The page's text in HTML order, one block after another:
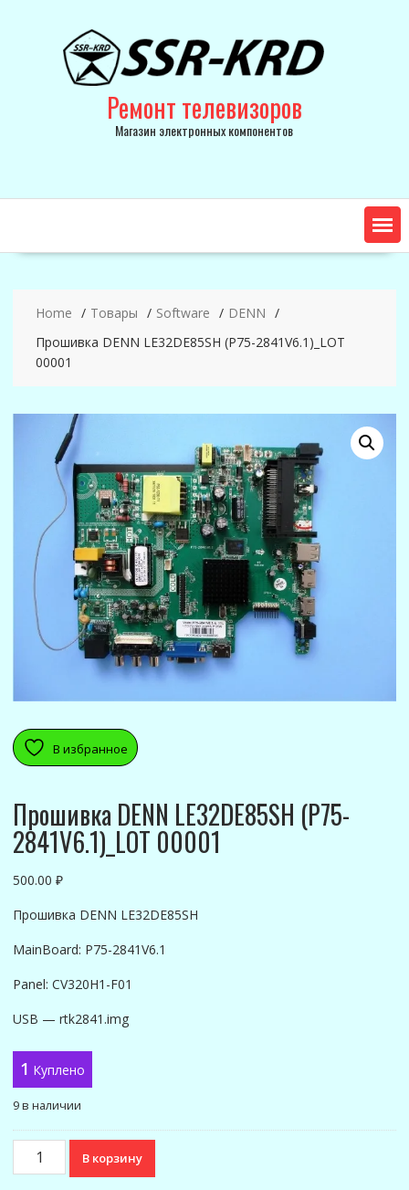
Ремонт телевизоров
Магазин электронных компонентов
Home Товары Software
DENN
Прошивка DENN LE32DE85SH (P75-2841V6.1)_LOT
00001
В избранное
Прошивка DENN LE32DE85SH (P75-
2841V6.1)_LOT 00001
500.00 ₽
Прошивка DENN LE32DE85SH
MainBoard: P75-2841V6.1
Panel: CV320H1-F01
USB — rtk2841.img
1 Куплено
9 в наличии
Количество
товара
В корзину